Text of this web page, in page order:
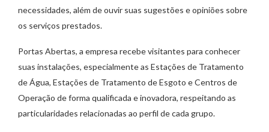
necessidades, além de ouvir suas sugestões e opiniões sobre
os serviços prestados.
Portas Abertas, a empresa recebe visitantes para conhecer
suas instalações, especialmente as Estações de Tratamento
de Água, Estações de Tratamento de Esgoto e Centros de
Operação de forma qualificada e inovadora, respeitando as
particularidades relacionadas ao perfil de cada grupo.